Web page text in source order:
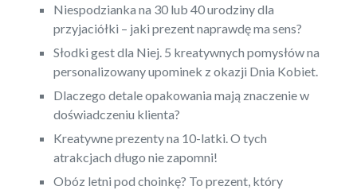
Niespodzianka na 30 lub 40 urodziny dla
przyjaciółki – jaki prezent naprawdę ma sens?
Słodki gest dla Niej. 5 kreatywnych pomysłów na
personalizowany upominek z okazji Dnia Kobiet.
Dlaczego detale opakowania mają znaczenie w
doświadczeniu klienta?
Kreatywne prezenty na 10-latki. O tych
atrakcjach długo nie zapomni!
Obóz letni pod choinkę? To prezent, który